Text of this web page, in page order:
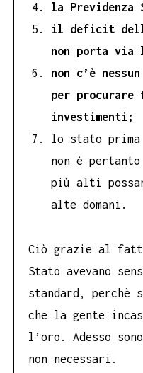
la
il deficit
non porta via
non c’è
per
investimenti;
lo stato prima
non è
più alti
alte domani.
Ciò grazie al
Stato avevano
standard, perchè
che la gente
l’oro. Adesso
non necessari.